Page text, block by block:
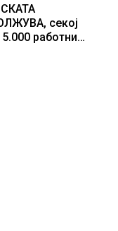
секој
работни